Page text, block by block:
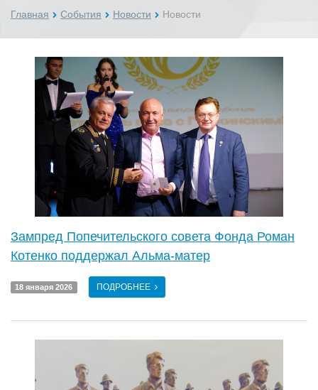
Главная События Новости Новости
Зампред Попечительского совета Фонда Роман
Котенко поддержал Альма-матер
18 января 2026 ПОДРОБНЕЕ